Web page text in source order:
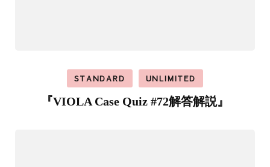
STANDARD UNLIMITED
『VIOLA Case Quiz #72解答解説』